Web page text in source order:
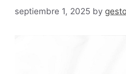
septiembre 1, 2025 by